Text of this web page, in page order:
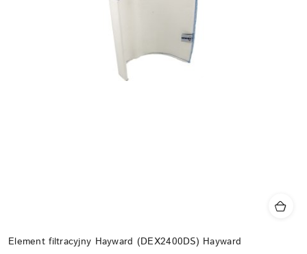
Element filtracyjny Hayward (DEX2400DS) Hayward